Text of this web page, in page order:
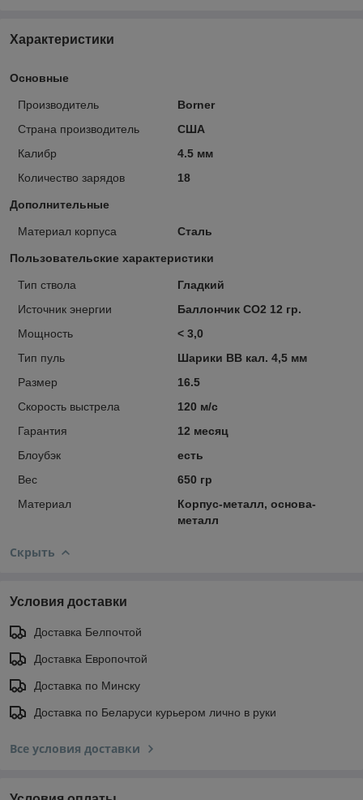
Характеристики
Основные
Производитель
Borner
Страна производитель
США
Калибр
4.5 мм
Количество зарядов
18
Дополнительные
Материал корпуса Сталь
Пользовательские характеристики
Тип ствола
Гладкий
Источник энергии
Баллончик СО2 12 гр.
Мощность
< 3,0
Тип пуль
Шарики BB кал. 4,5 мм
Размер
16.5
Скорость выстрела
120 м/с
Гарантия
12 месяц
Блоубэк
есть
Вес
650 гр
Материал
Корпус-металл, основа-
металл
Скрыть
Условия доставки
Доставка Белпочтой
Доставка Европочтой
Доставка по Минску
Доставка по Беларуси курьером лично в руки
Все условия доставки